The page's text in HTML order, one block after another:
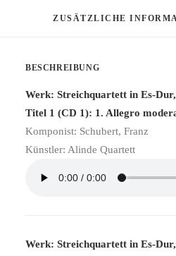
ZUSÄTZLICHE
BESCHREIBUNG
Werk: Streichquartett in Es-
Titel 1 (CD 1): 1. Allegro
Komponist: Schubert, Franz
Künstler: Alinde Quartett
Werk: Streichquartett in Es-